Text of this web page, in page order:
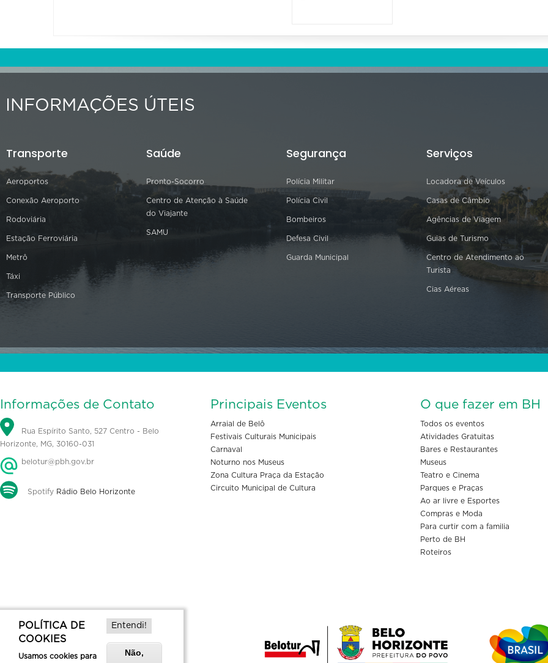
INFORMAÇÕES ÚTEIS
Transporte
Aeroportos
Conexão Aeroporto
Rodoviária
Estação Ferroviária
Metrô
Táxi
Transporte Público
Saúde
Pronto-Socorro
Centro de Atenção à Saúde
do Viajante
SAMU
Segurança
Polícia Militar
Polícia Civil
Bombeiros
Defesa Civil
Guarda Municipal
Serviços
Locadora de Veículos
Casas de Câmbio
Agências de Viagem
Guias de Turismo
Centro de Atendimento ao
Turista
Cias Aéreas
Informações de Contato
Rua Espírito Santo, 527 Centro - Belo
Horizonte, MG, 30160-031
belotur@pbh.gov.br
Spotify Rádio Belo Horizonte
Principais Eventos
Arraial de Belô
Festivais Culturais Municipais
Carnaval
Noturno nos Museus
Zona Cultura Praça da Estação
Circuito Municipal de Cultura
O que fazer em BH
Todos os eventos
Atividades Gratuitas
Bares e Restaurantes
Museus
Teatro e Cinema
Parques e Praças
Ao ar livre e Esportes
Compras e Moda
Para curtir com a familia
Perto de BH
Roteiros
POLÍTICA DE
COOKIES
Usamos cookies para
Entendi!
Não,